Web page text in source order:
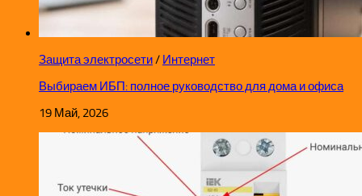
Защита электросети/ Интернет
Выбираем ИБП: полное руководство для дома и офиса
19 Май, 2026